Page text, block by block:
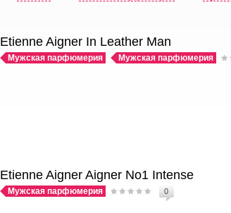
Etienne Aigner In Leather Man
Мужская парфюмерия Мужская парфюмерия
Etienne Aigner Aigner No1 Intense
Мужская парфюмерия 0